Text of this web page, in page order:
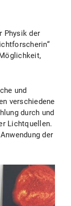
Physik der
und
verschiedene
durch und
Lichtquellen.
der